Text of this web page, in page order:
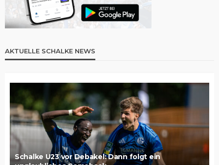
AKTUELLE SCHALKE NEWS
Schalke U23 vor Debakel: Dann folgt ein